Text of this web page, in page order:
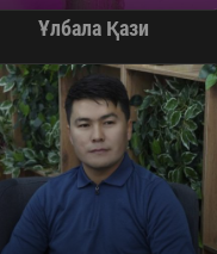
Ұлбала Қази